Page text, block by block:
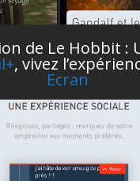
de Le Hobbit
, vivez
Ecran